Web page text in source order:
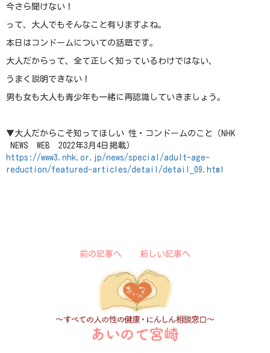
今さら聞けない！
って、大人でもそんなこと有りますよね。
本日はコンドームについての話題です。
大人だからって、全て正しく知っているわけではない、
うまく説明できない！
男も女も大人も青少年も一緒に再認識していきましょう。
▼大人だからこそ知ってほしい 性・コンドームのこと（NHK
NEWS WEB 2022年3月4日掲載）
https://www3.nhk.or.jp/news/special/adult-age-
reduction/featured-articles/detail/detail_09.html
前の記事へ 新しい記事へ